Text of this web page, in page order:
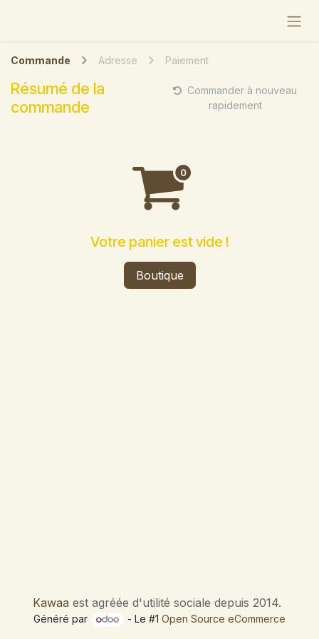
Commande Adresse Paiement
Résumé de la
commande
Commander à nouveau
rapidement
Votre panier est vide !
Boutique
Kawaa est agréée d'utilité sociale depuis 2014.
Généré par - Le #1Open Source eCommerce